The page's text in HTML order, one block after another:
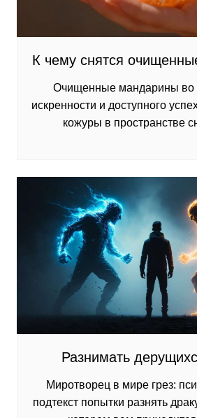
К чему снятся
Очищенные мандарины во
искренности и доступного
кожуры в пространстве
Разнимать
Миротворец в мире грез:
подтекст попытки разнять